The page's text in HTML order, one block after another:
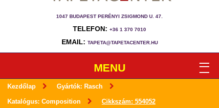
1047 BUDAPEST PERÉNYI ZSIGMOND U. 47.
TELEFON: +36 1 370 7010
EMAIL: TAPETA@TAPETACENTER.HU
MENU
Kezdőlap Gyártók: Rasch
Katalógus: Composition Cikkszám: 554052